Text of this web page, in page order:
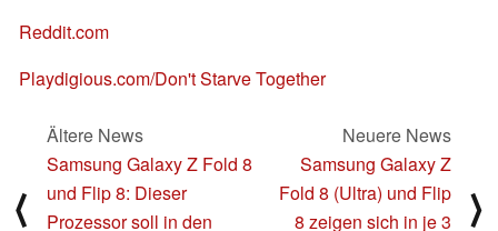
Reddit.com
Playdigious.com/Don't Starve Together
⟨
Ältere News
Samsung Galaxy Z Fold 8
und Flip 8: Dieser
Prozessor soll in den
Neuere News
Samsung Galaxy Z
Fold 8 (Ultra) und Flip
8 zeigen sich in je 3
⟩